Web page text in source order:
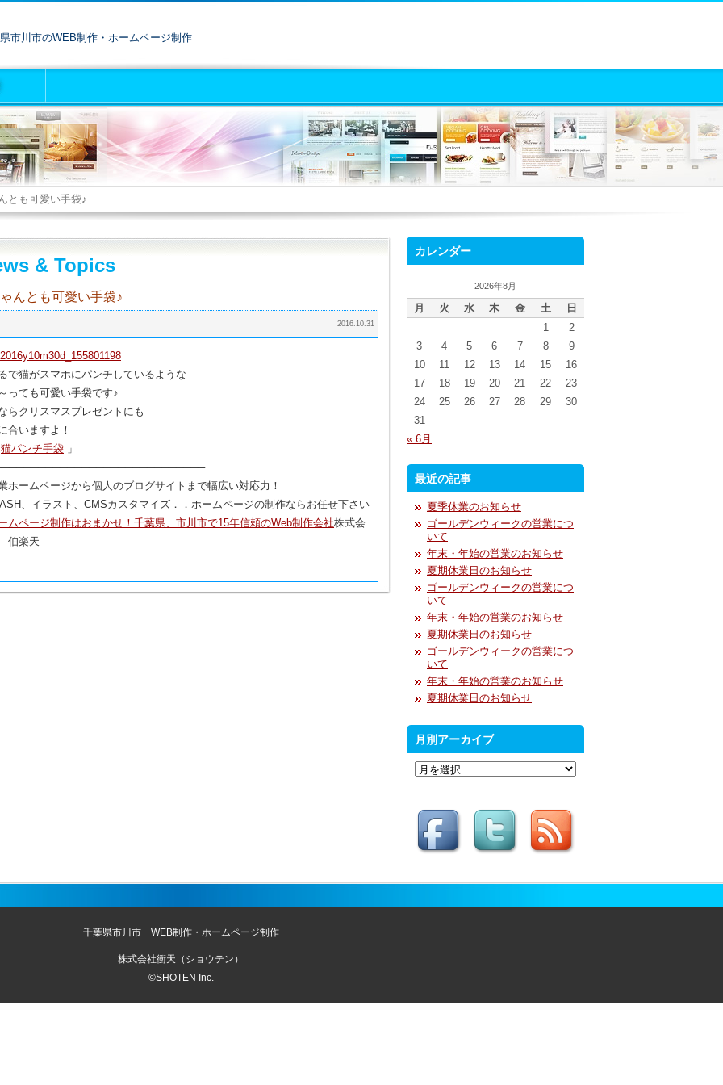
市川市のWEB制作・ホームページ制作
とも可愛い手袋♪
& Topics
んとも可愛い手袋♪
2016.10.31
で猫がスマホにパンチしているような
っても可愛い手袋です♪
らクリスマスプレゼントにも
合いますよ！
猫パンチ手袋 」
ホームページから個人のブログサイトまで幅広い対応力！
、イラスト、CMSカスタマイズ．．ホームページの制作ならお任せ下さい
ムページ制作はおまかせ！千葉県、市川市で15年信頼のWeb制作会社株式会
伯楽天
カレンダー
2026年8月
月 火 水 木 金 土
日
1
2
3
4 5 6 7 8
9
10
11 12 13 14 15
16
17
18 19 20 21 22
23
24
25 26 27 28 29
30
31
« 6月
最近の記事
夏季休業のお知らせ
ゴールデンウィークの営業につ
いて
年末・年始の営業のお知らせ
夏期休業日のお知らせ
ゴールデンウィークの営業につ
いて
年末・年始の営業のお知らせ
夏期休業日のお知らせ
ゴールデンウィークの営業につ
いて
年末・年始の営業のお知らせ
夏期休業日のお知らせ
月別アーカイブ
ブ
千葉県市川市 WEB制作・ホームページ制作
株式会社衝天（ショウテン）
©SHOTEN Inc.